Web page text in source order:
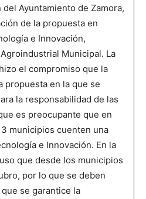
Ayuntamiento de Zamora,
de la propuesta en
e Innovación,
Municipal. La
el compromiso que la
propuesta en la que se
la responsabilidad de las
es preocupante que en
municipios cuenten una
e Innovación. En la
que desde los municipios
por lo que se deben
se garantice la